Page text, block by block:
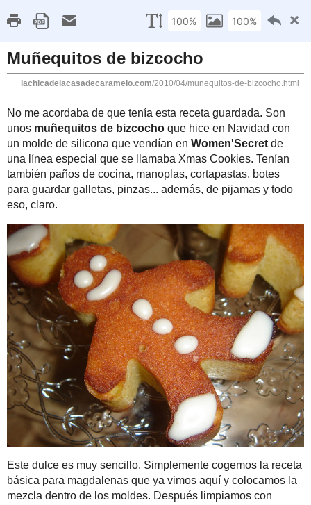
sábado, 17 de
Muñequitos de
No me acordaba de
Navidad con un
Xmas Cookies.
pinzas... además, de
Buscador